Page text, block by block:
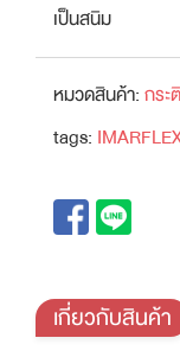
เป็นสนิม
หมวดสินค้า:กระ
tags:
เกี่ยวกับสินค้า